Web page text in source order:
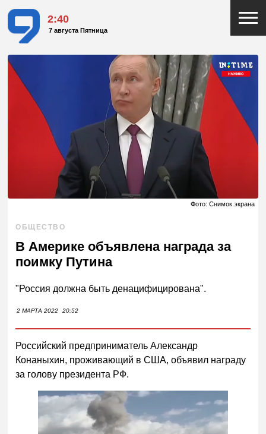
2:40
7 августа Пятница
Фото: Снимок экрана
ОБЩЕСТВО
В Америке объявлена награда за
поимку Путина
"Россия должна быть денацифицирована".
2 МАРТА 2022 20:52
Российский предприниматель Александр
Конаныхин, проживающий в США, объявил награду
за голову президента РФ.